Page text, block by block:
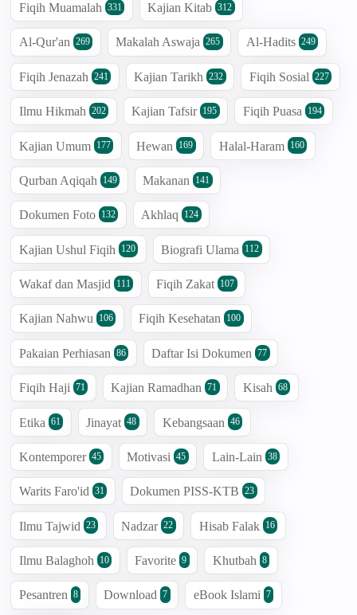
Fiqih Muamalah 331 Kajian Kitab 312
Al-Qur'an 269 Makalah Aswaja 265 Al-Hadits 249
Fiqih Jenazah 241 Kajian Tarikh 232 Fiqih Sosial 227
Ilmu Hikmah 202 Kajian Tafsir 195 Fiqih Puasa 194
Kajian Umum 177 Hewan 169 Halal-Haram 160
Qurban Aqiqah 149 Makanan 141
Dokumen Foto 132 Akhlaq 124
Kajian Ushul Fiqih 120 Biografi Ulama 112
Wakaf dan Masjid 111 Fiqih Zakat 107
Kajian Nahwu 106 Fiqih Kesehatan 100
Pakaian Perhiasan 86 Daftar Isi Dokumen 77
Fiqih Haji 71 Kajian Ramadhan 71 Kisah 68
Etika 61 Jinayat 48 Kebangsaan 46
Kontemporer 45 Motivasi 45 Lain-Lain 38
Warits Faro'id 31 Dokumen PISS-KTB 23
Ilmu Tajwid 23 Nadzar 22 Hisab Falak 16
Ilmu Balaghoh 10 Favorite 9 Khutbah 8
Pesantren 8 Download 7 eBook Islami 7